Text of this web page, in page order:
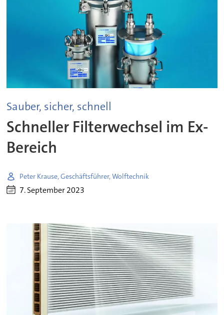
Sauber, sicher, schnell
Schneller Filterwechsel im Ex-
Bereich
Peter Krause, Geschäftsführer, Wolftechnik
7. September 2023